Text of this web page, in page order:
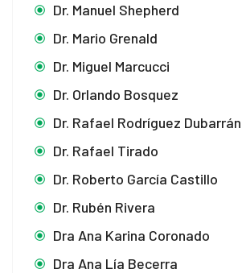
Dr. Manuel Shepherd
Dr. Mario Grenald
Dr. Miguel Marcucci
Dr. Orlando Bosquez
Dr. Rafael Rodríguez Dubarrán
Dr. Rafael Tirado
Dr. Roberto García Castillo
Dr. Rubén Rivera
Dra Ana Karina Coronado
Dra Ana Lía Becerra